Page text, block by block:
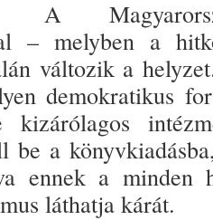
A
– melyben a
változik a
de­mokratikus
kizárólagos
be a
ennek a minden
láthatja kárát.